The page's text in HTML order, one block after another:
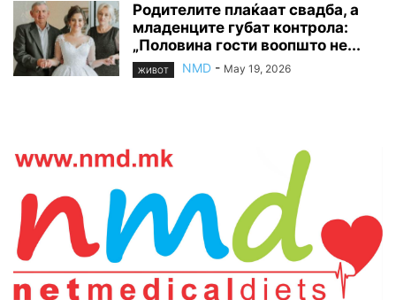
Родителите плаќаат свадба, а
младенците губат контрола:
„Половина гости воопшто не...
ЖИВОТ NMD - May 19, 2026